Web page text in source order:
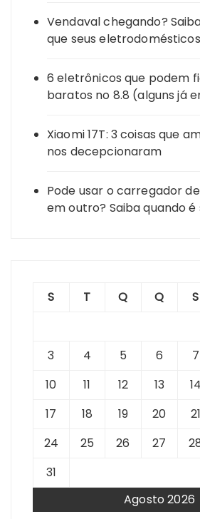
Vendaval chegando?
que seus
6 eletrônicos que podem
baratos no 8.8 (alguns já
Xiaomi 17T: 3 coisas que
nos decepcionaram
Pode usar o carregador
em outro? Saiba quando é
Agosto 2026
S T Q Q S
3
4 5 6 7
10
11 12 13 14
17
18 19 20 21
24
25 26 27
31